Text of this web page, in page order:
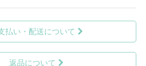
払い・配送について
返品について